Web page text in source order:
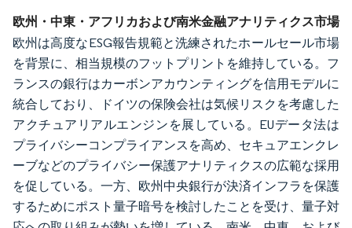
欧州・中東・アフリカおよび南米金融アナリティクス市場
欧州は高度なESG報告規範と洗練されたホールセール市場
を背景に、相当規模のフットプリントを維持している。フ
ランスの銀行はカーボンアカウンティングを信用モデルに
統合しており、ドイツの保険会社は気候リスクを考慮した
アクチュアリアルエンジンを展している。EUデータ法は
プライバシーコンプライアンスを高め、セキュアエンクレ
ーブなどのプライバシー保護アナリティクスの広範な採用
を促している。一方、欧州中央銀行が決済インフラを保護
するためにポスト量子暗号を検討したことを受け、量子対